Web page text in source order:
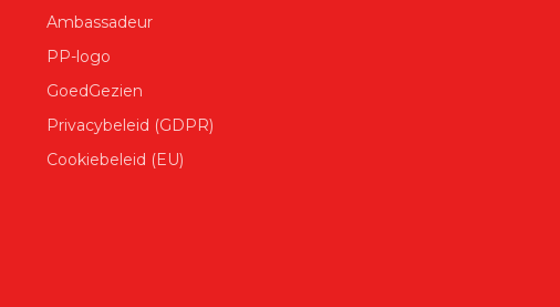
Ambassadeur
PP-logo
GoedGezien
Privacybeleid (GDPR)
Cookiebeleid (EU)